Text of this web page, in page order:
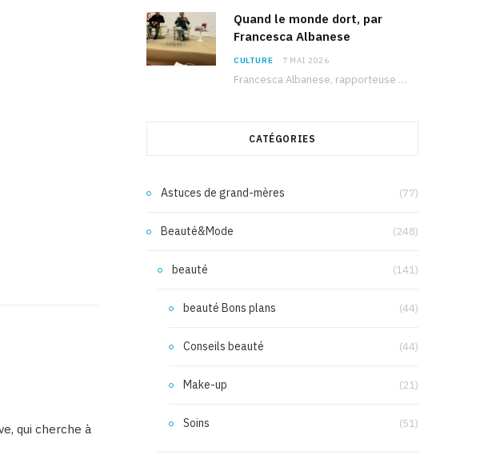
qui cherche à
Quand le monde dort, par
Francesca Albanese
CULTURE 7 MAI 2026
Francesca Albanese, rapporteuse spéciale de l’ONU sur les territoires palestiniens occupés, était à Tunis pour…
CATÉGORIES
Astuces de grand-mères (77)
Beauté&Mode (248)
beauté (141)
beauté Bons plans (44)
Conseils beauté (44)
Make-up (21)
Soins (51)